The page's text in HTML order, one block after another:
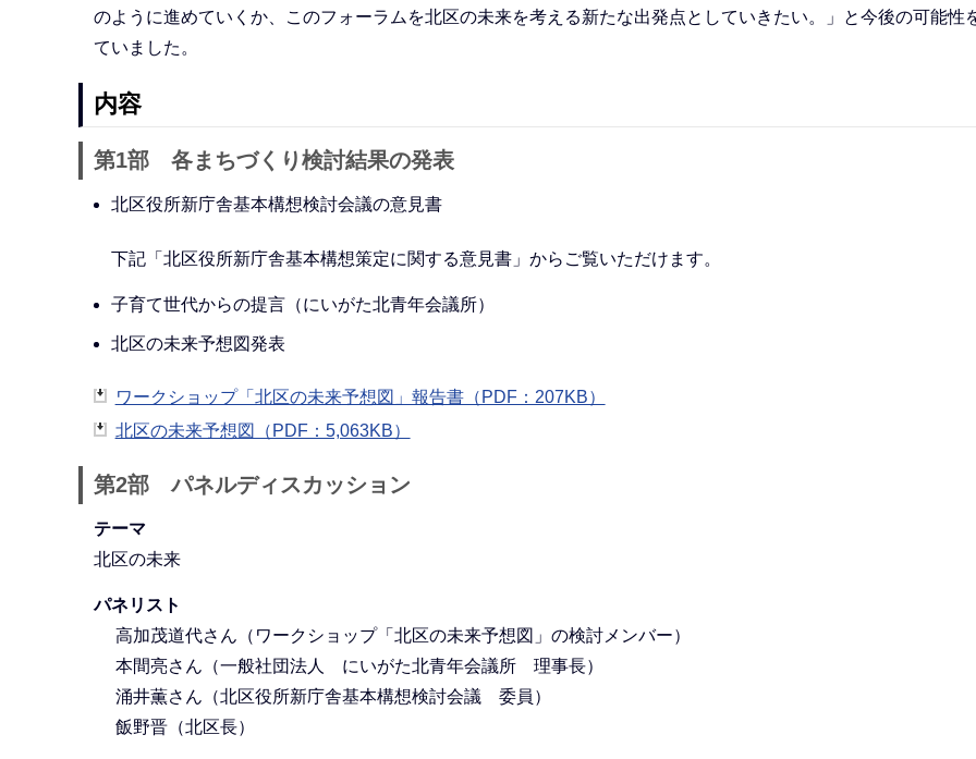
のように進めていくか、このフォーラムを北区の未来を考える新たな出発点としていきたい。」と今後の可能性
ていました。
内容
第1部 各まちづくり検討結果の発表
北区役所新庁舎基本構想検討会議の意見書
下記「北区役所新庁舎基本構想策定に関する意見書」からご覧いただけます。
子育て世代からの提言（にいがた北青年会議所）
北区の未来予想図発表
ワークショップ「北区の未来予想図」報告書（PDF：207KB）
北区の未来予想図（PDF：5,063KB）
第2部 パネルディスカッション
テーマ
北区の未来
パネリスト
高加茂道代さん（ワークショップ「北区の未来予想図」の検討メンバー）
本間亮さん（一般社団法人 にいがた北青年会議所 理事長）
涌井薫さん（北区役所新庁舎基本構想検討会議 委員）
飯野晋（北区長）